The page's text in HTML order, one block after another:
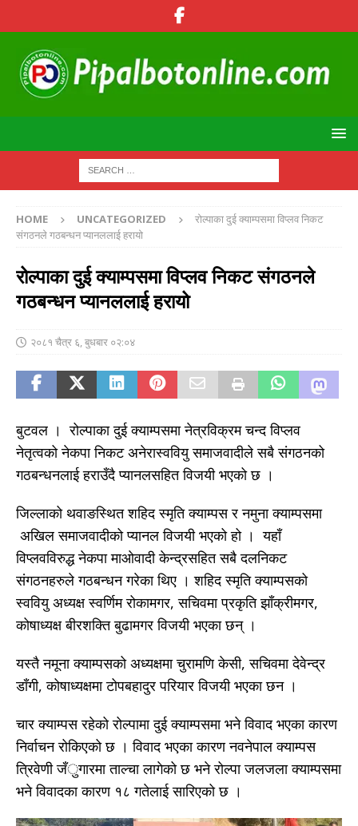
HOME UNCATEGORIZED
रोल्पाका दुई क्याम्पसमा विप्लव निकट
संगठनले गठबन्धन प्यानललाई हरायो
रोल्पाका दुई क्याम्पसमा विप्लव निकट संगठनले
गठबन्धन प्यानललाई हरायो
२०८१ चैत्र ६, बुधबार ०२:०४
बुटवल । रोल्पाका दुई क्याम्पसमा नेत्रविक्रम चन्द विप्लव
नेतृत्वको नेकपा निकट अनेरास्ववियु समाजवादीले सबै संगठनको
गठबन्धनलाई हराउँदै प्यानलसहित विजयी भएको छ ।
जिल्लाको थवाङस्थित शहिद स्मृति क्याम्पस र नमुना क्याम्पसमा
अखिल समाजवादीको प्यानल विजयी भएको हो । यहाँ
विप्लवविरुद्ध नेकपा माओवादी केन्द्रसहित सबै दलनिकट
संगठनहरुले गठबन्धन गरेका थिए । शहिद स्मृति क्याम्पसको
स्ववियु अध्यक्ष स्वर्णिम रोकामगर, सचिवमा प्रकृति झाँक्रीमगर,
कोषाध्यक्ष बीरशक्ति बुढामगर विजयी भएका छन् ।
यस्तै नमूना क्याम्पसको अध्यक्षमा चुरामणि केसी, सचिवमा देवेन्द्र
डाँगी, कोषाध्यक्षमा टोपबहादुर परियार विजयी भएका छन ।
चार क्याम्पस रहेको रोल्पामा दुई क्याम्पसमा भने विवाद भएका कारण
निर्वाचन रोकिएको छ । विवाद भएका कारण नवनेपाल क्याम्पस
त्रिवेणी जँुगारमा ताल्चा लागेको छ भने रोल्पा जलजला क्याम्पसमा
भने विवादका कारण १८ गतेलाई सारिएको छ ।